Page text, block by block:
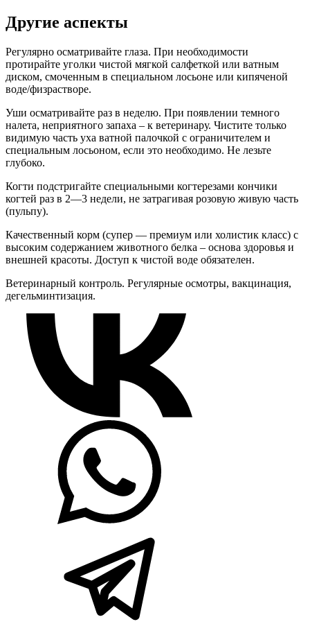
Другие аспекты
Регулярно осматривайте глаза. При необходимости
протирайте уголки чистой мягкой салфеткой или ватным
диском, смоченным в специальном лосьоне или кипяченой
воде/физрастворе.
Уши осматривайте раз в неделю. При появлении темного
налета, неприятного запаха – к ветеринару. Чистите только
видимую часть уха ватной палочкой с ограничителем и
специальным лосьоном, если это необходимо. Не лезьте
глубоко.
Когти подстригайте специальными когтерезами кончики
когтей раз в 2—3 недели, не затрагивая розовую живую часть
(пульпу).
Качественный корм (супер — премиум или холистик класс) с
высоким содержанием животного белка – основа здоровья и
внешней красоты. Доступ к чистой воде обязателен.
Ветеринарный контроль. Регулярные осмотры, вакцинация,
дегельминтизация.